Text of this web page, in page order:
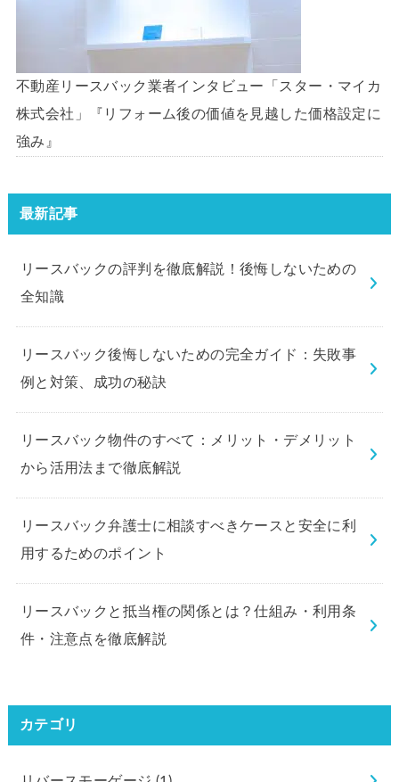
不動産リースバック業者インタビュー「スター・マイカ
株式会社」『リフォーム後の価値を見越した価格設定に
強み』
最新記事
リースバックの評判を徹底解説！後悔しないための
全知識
リースバック後悔しないための完全ガイド：失敗事
例と対策、成功の秘訣
リースバック物件のすべて：メリット・デメリット
から活用法まで徹底解説
リースバック弁護士に相談すべきケースと安全に利
用するためのポイント
リースバックと抵当権の関係とは？仕組み・利用条
件・注意点を徹底解説
カテゴリ